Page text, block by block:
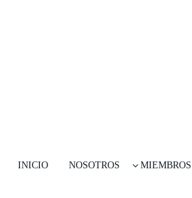
INICIO NOSOTROS MIEMBROS